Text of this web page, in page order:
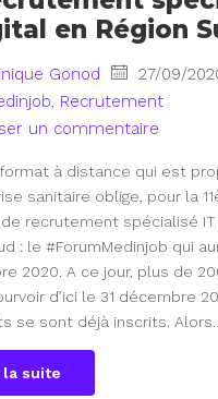
en Région
Gonod
27/09/
Recrutement
un commentaire
format à distance qui est
sanitaire oblige, pour la
recrutement spécialisé IT
: le #ForumMedinjob qui
2020. A ce jour, plus de
d’ici le 31 décembre
se sont déjà inscrits. Alors…
la suite